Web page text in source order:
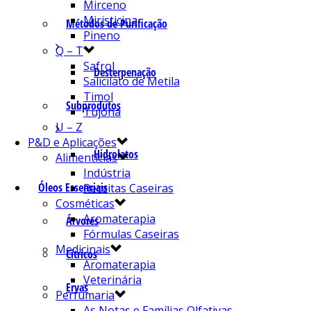
Métodos de Purificação
Desterpenação
Subprodutos
Hidrolatos
Óleos Essenciais
Árvores
Cítricos
Ervas
Mirceno
Miristicina
Pineno
Q – T
Safrol
Salicilato de Metila
Timol
Tujona
U – Z
P&D e Aplicações
Alimentícias
Indústria
Receitas Caseiras
Cosméticas
Aromaterapia
Fórmulas Caseiras
Medicinais
Aromaterapia
Veterinária
Perfumaria